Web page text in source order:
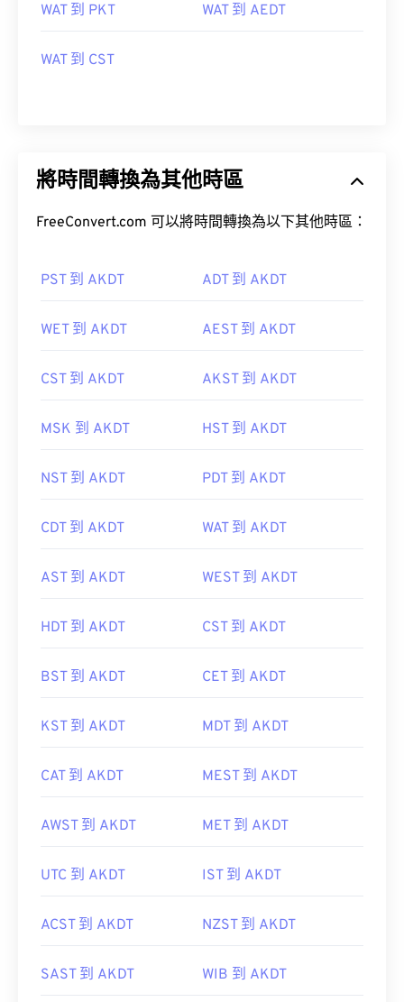
WAT 到 PKT WAT 到 AEDT
WAT 到 CST
將時間轉換為其他時區
FreeConvert.com 可以將時間轉換為以下其他時區：
PST 到 AKDT ADT 到 AKDT
WET 到 AKDT AEST 到 AKDT
CST 到 AKDT AKST 到 AKDT
MSK 到 AKDT HST 到 AKDT
NST 到 AKDT PDT 到 AKDT
CDT 到 AKDT WAT 到 AKDT
AST 到 AKDT WEST 到 AKDT
HDT 到 AKDT CST 到 AKDT
BST 到 AKDT CET 到 AKDT
KST 到 AKDT MDT 到 AKDT
CAT 到 AKDT MEST 到 AKDT
AWST 到 AKDT MET 到 AKDT
UTC 到 AKDT IST 到 AKDT
ACST 到 AKDT NZST 到 AKDT
SAST 到 AKDT WIB 到 AKDT